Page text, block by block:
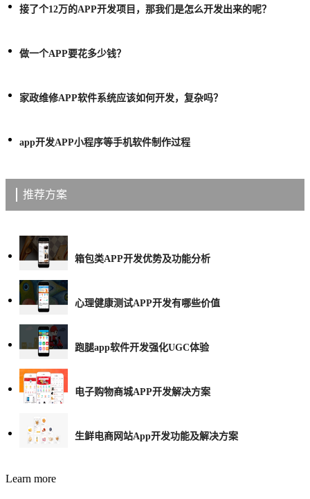
接了个12万的APP开发项目，那我们是怎么开发出来的呢？
做一个APP要花多少钱？
家政维修APP软件系统应该如何开发，复杂吗？
app开发APP小程序等手机软件制作过程
推荐方案
箱包类APP开发优势及功能分析
心理健康测试APP开发有哪些价值
跑腿app软件开发强化UGC体验
电子购物商城APP开发解决方案
生鲜电商网站App开发功能及解决方案
Learn more